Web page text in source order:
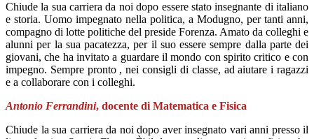
Chiude la sua carriera da noi dopo essere stato insegnante di italiano
e storia. Uomo impegnato nella politica, a Modugno, per tanti anni,
compagno di lotte politiche del preside Forenza. Amato da colleghi e
alunni per la sua pacatezza, per il suo essere sempre dalla parte dei
giovani, che ha invitato a guardare il mondo con spirito critico e con
impegno. Sempre pronto , nei consigli di classe, ad aiutare i ragazzi
e a collaborare con i colleghi.
Antonio Ferrandini, docente di Matematica e Fisica
Chiude la sua carriera da noi dopo aver insegnato vari anni presso il